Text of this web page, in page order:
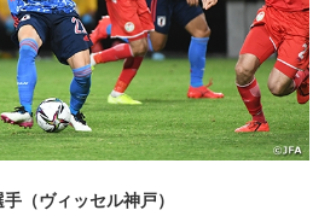
（ヴィッセル神戸）